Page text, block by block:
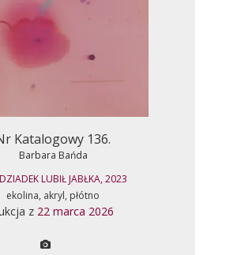
Katalogowy 136.
Barbara Bańda
LUBIŁ JABŁKA, 2023
ekolina, akryl, płótno
z 22 marca 2026